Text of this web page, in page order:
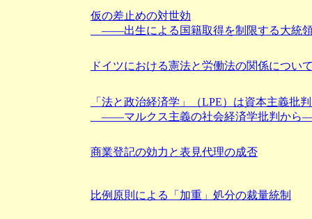
仮の差止めの対世効
――出生による国籍取得を制限する大統
ドイツにおける憲法と労働法の関係につい
「法と政治経済学」（LPE）は資本主義批
――マルクス主義の社会経済学批判か
商業登記の効力と表見代理の成否
比例原則による「加重」処分の裁量統制